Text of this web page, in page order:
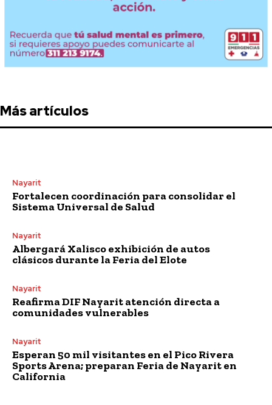
Más artículos
Nayarit
Fortalecen coordinación para consolidar el
Sistema Universal de Salud
Nayarit
Albergará Xalisco exhibición de autos
clásicos durante la Feria del Elote
Nayarit
Reafirma DIF Nayarit atención directa a
comunidades vulnerables
Nayarit
Esperan 50 mil visitantes en el Pico Rivera
Sports Arena; preparan Feria de Nayarit en
California